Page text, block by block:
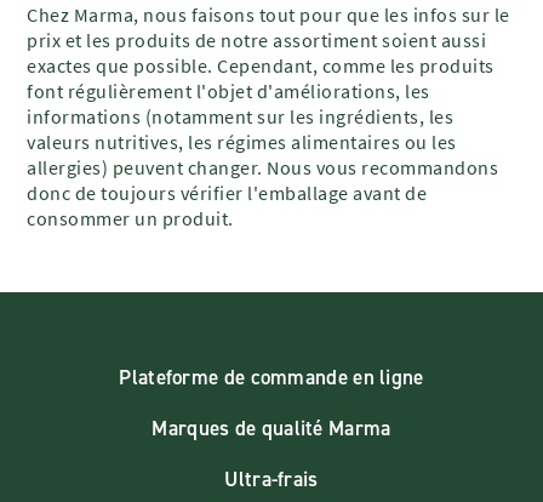
Chez Marma, nous faisons tout pour que les infos sur le
prix et les produits de notre assortiment soient aussi
exactes que possible. Cependant, comme les produits
font régulièrement l'objet d'améliorations, les
informations (notamment sur les ingrédients, les
valeurs nutritives, les régimes alimentaires ou les
allergies) peuvent changer. Nous vous recommandons
donc de toujours vérifier l'emballage avant de
consommer un produit.
Plateforme de commande en ligne
Marques de qualité Marma
Ultra-frais